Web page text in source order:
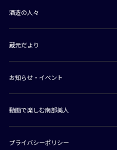
酒造の人々
蔵元だより
お知らせ・イベント
動画で楽しむ南部美人
プライバシーポリシー